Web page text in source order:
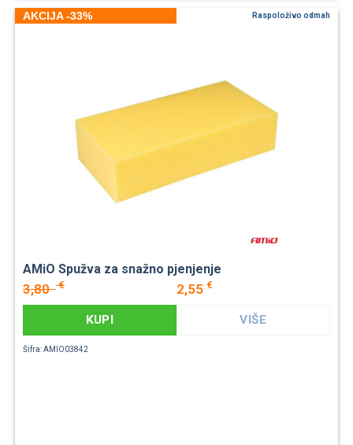
AKCIJA -33% Raspoloživo odmah
AMiO Spužva za snažno pjenjenje
3,80€ 2,55 €
KUPI VIŠE
Šifra: AMIO03842